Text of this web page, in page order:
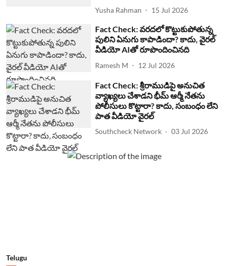
Yusha Rahman 15 Jul 2026
Fact Check: వరదలో కొట్టుకుపోతున్న
పులిని ఏనుగు కాపాడిందా? కాదు, వైరల్
వీడియో AIతో రూపొందించినది
Ramesh M 12 Jul 2026
Fact Check: శ్రీరాముడిపై అనుచిత
వ్యాఖ్యలు చేశాడని భీమ్ ఆర్మీ నేతను
పోలీసులు కొట్టారా? కాదు, సంబంధం లేని
పాత వీడియో వైరల్
Southcheck Network 03 Jul 2026
Telugu